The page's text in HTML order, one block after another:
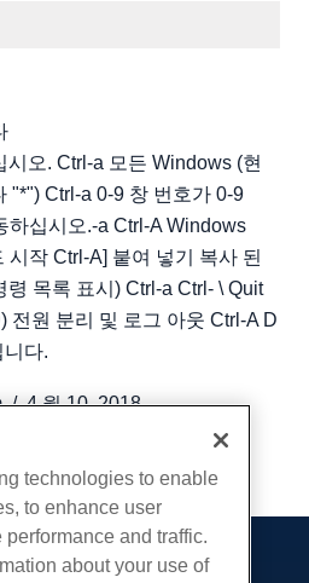
오. Ctrl-a 모든 Windows (현
"*") Ctrl-a 0-9 창 번호가 0-9
하십시오.-a Ctrl-A Windows
시작 Ctrl-A] 붙여 넣기 복사 된
목록 표시) Ctrl-a Ctrl- \ Quit
전원 분리 및 로그 아웃 Ctrl-A D
다.
/4 월 10, 2018
technologies to enable
to enhance user
and traffic.
about your use of